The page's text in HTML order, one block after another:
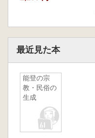
最近見た本
能登の宗
教・民俗の
生成